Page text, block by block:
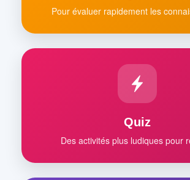
Pour évaluer rapidement les
Quiz
Des activités plus ludiques pour